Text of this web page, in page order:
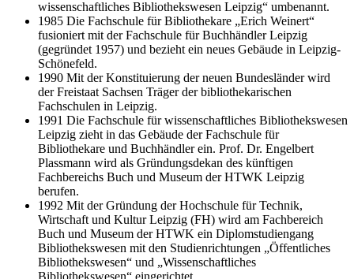
wissenschaftliches Bibliothekswesen Leipzig“ umbenannt.
1985 Die Fachschule für Bibliothekare „Erich Weinert“
fusioniert mit der Fachschule für Buchhändler Leipzig
(gegründet 1957) und bezieht ein neues Gebäude in Leipzig-
Schönefeld.
1990 Mit der Konstituierung der neuen Bundesländer wird
der Freistaat Sachsen Träger der bibliothekarischen
Fachschulen in Leipzig.
1991 Die Fachschule für wissenschaftliches Bibliothekswesen
Leipzig zieht in das Gebäude der Fachschule für
Bibliothekare und Buchhändler ein. Prof. Dr. Engelbert
Plassmann wird als Gründungsdekan des künftigen
Fachbereichs Buch und Museum der HTWK Leipzig
berufen.
1992 Mit der Gründung der Hochschule für Technik,
Wirtschaft und Kultur Leipzig (FH) wird am Fachbereich
Buch und Museum der HTWK ein Diplomstudiengang
Bibliothekswesen mit den Studienrichtungen „Öffentliches
Bibliothekswesen“ und „Wissenschaftliches